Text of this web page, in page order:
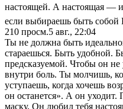
настоящей. А настоящая —
если выбираешь быть
210 просм.5 авг., 22:04
Ты не должна быть
стараешься. Быть удобной.
предсказуемой. Чтобы он
внутри боль. Ты молчишь,
уступаешь, когда хочешь
он останется». А он
маску. Он любил тебя